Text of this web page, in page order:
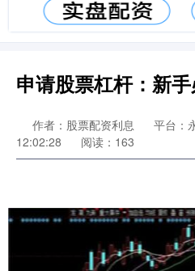
申请股票杠杆：新
作者：股票配资利息 平台：
12:02:28
阅读：163